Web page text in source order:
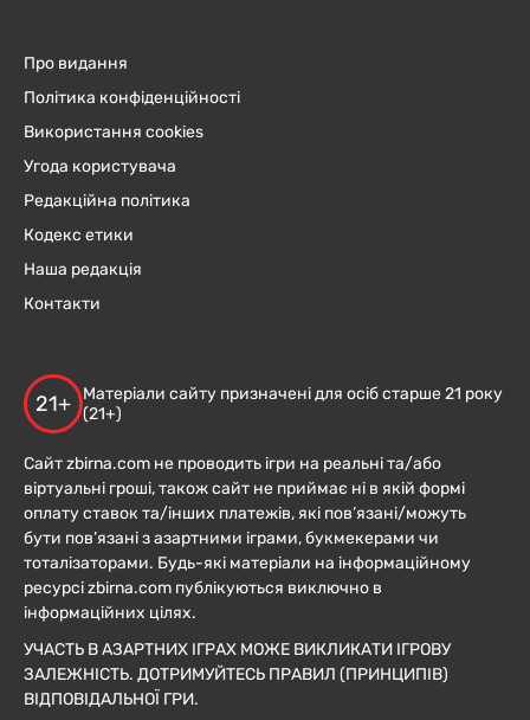
Про видання
Політика конфіденційності
Використання cookies
Угода користувача
Редакційна політика
Кодекс етики
Наша редакція
Контакти
21+
Матеріали сайту призначені для осіб старше 21 року
(21+)
Сайт zbirna.com не проводить ігри на реальні та/або
віртуальні гроші, також сайт не приймає ні в якій формі
оплату ставок та/інших платежів, які пов’язані/можуть
бути пов’язані з азартними іграми, букмекерами чи
тоталізаторами. Будь-які матеріали на інформаційному
ресурсі zbirna.com публікуються виключно в
інформаційних цілях.
УЧАСТЬ В АЗАРТНИХ ІГРАХ МОЖЕ ВИКЛИКАТИ ІГРОВУ
ЗАЛЕЖНІСТЬ. ДОТРИМУЙТЕСЬ ПРАВИЛ (ПРИНЦИПІВ)
ВІДПОВІДАЛЬНОЇ ГРИ.